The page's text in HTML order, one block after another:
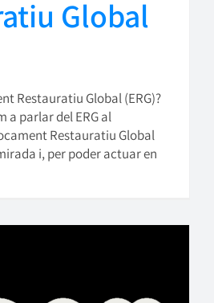
Global
Restauratiu Global (ERG)?
a parlar del ERG al
Restauratiu Global
i, per poder actuar en